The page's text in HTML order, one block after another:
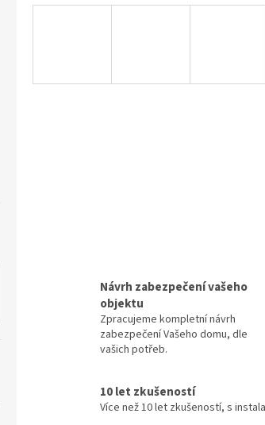
Návrh zabezpečení vašeho
objektu
Zpracujeme kompletní návrh
zabezpečení Vašeho domu, dle
vašich potřeb.
10 let zkušeností
Více než 10 let zkušeností, s